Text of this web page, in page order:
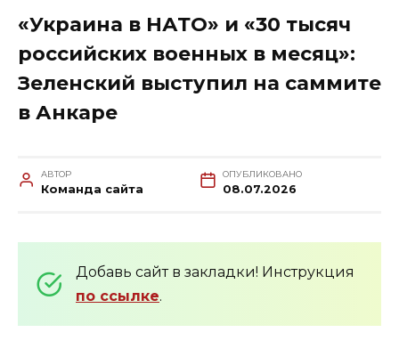
«Украина в НАТО» и «30 тысяч
российских военных в месяц»:
Зеленский выступил на саммите
в Анкаре
АВТОР
Команда сайта
ОПУБЛИКОВАНО
08.07.2026
Добавь сайт в закладки! Инструкция
по ссылке.